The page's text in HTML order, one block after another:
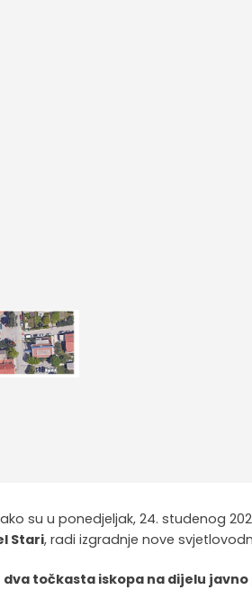
su u ponedjeljak, 24. studenog
Stari, radi izgradnje nove
dva točkasta iskopa na dijelu